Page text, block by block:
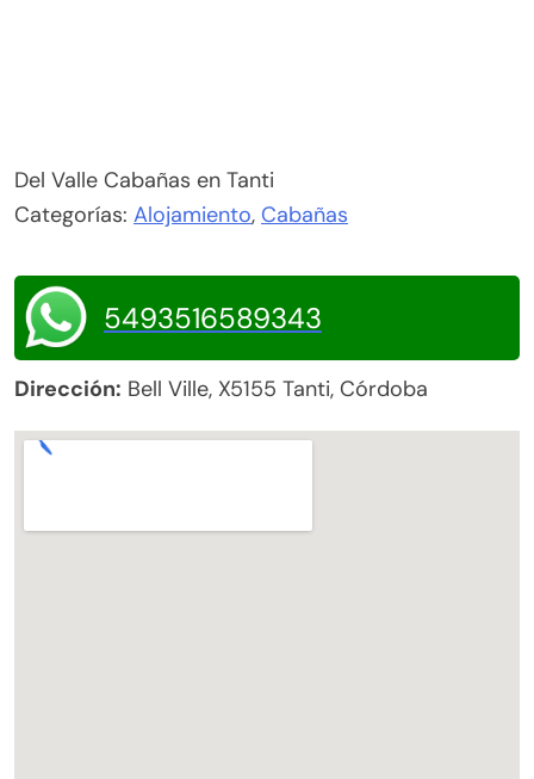
Del Valle Cabañas en Tanti
Categorías: Alojamiento, Cabañas
5493516589343
Dirección: Bell Ville, X5155 Tanti, Córdoba